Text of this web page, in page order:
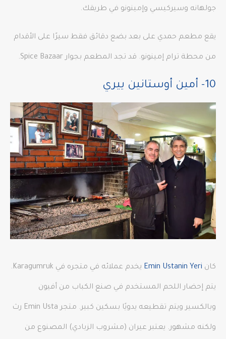
جولهانه وسيركيسي وإمينونو في طريقك.
يقع مطعم حمدي على بعد بضع دقائق فقط سيرًا على الأقدام
من محطة ترام إمينونو. قد تجد المطعم بجوار Spice Bazaar.
10- أمين أوستانين ييري
كان Emin Ustanin Yeri يخدم عملائه في متجره في Karagumruk.
يتم إحضار اللحم المستخدم في صنع الكباب من أفيون
وبالكسير ويتم تقطيعه يدويًا بسكين كبير. متجر Emin Usta رث
ولكنه مشهور. يعتبر عيران (مشروب الزبادي) المصنوع من